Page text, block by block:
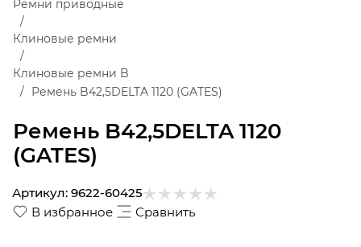
Ремень B42,5DELTA 1120
(GATES)
Ремни приводные
Клиновые ремни
Клиновые ремни B
Ремень B42,5DELTA 1120 (GATES)
В избранное Сравнить
Артикул: 9622-60425